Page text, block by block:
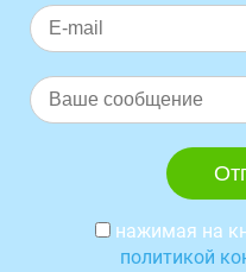
нажимая на
политикой